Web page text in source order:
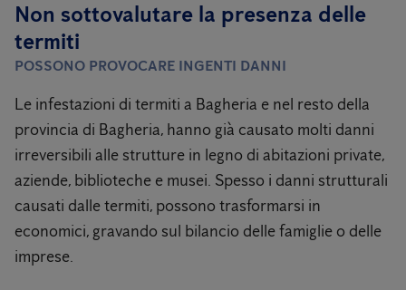
Non sottovalutare la presenza delle
termiti
POSSONO PROVOCARE INGENTI DANNI
Le infestazioni di termiti a Bagheria e nel resto della
provincia di Bagheria, hanno già causato molti danni
irreversibili alle strutture in legno di abitazioni private,
aziende, biblioteche e musei. Spesso i danni strutturali
causati dalle termiti, possono trasformarsi in
economici, gravando sul bilancio delle famiglie o delle
imprese.